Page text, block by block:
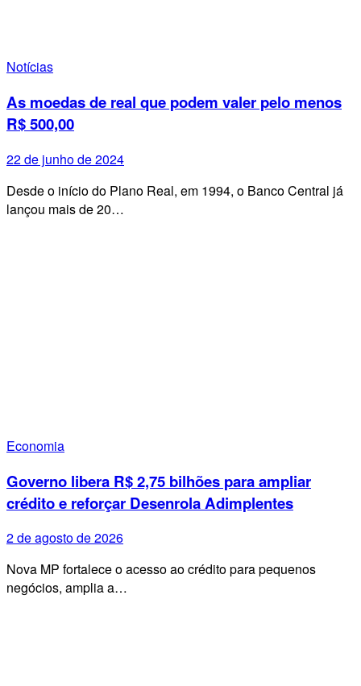
Notícias
As moedas de real que podem valer pelo menos
R$ 500,00
22 de junho de 2024
Desde o início do Plano Real, em 1994, o Banco Central já
lançou mais de 20…
Economia
Governo libera R$ 2,75 bilhões para ampliar
crédito e reforçar Desenrola Adimplentes
2 de agosto de 2026
Nova MP fortalece o acesso ao crédito para pequenos
negócios, amplia a…